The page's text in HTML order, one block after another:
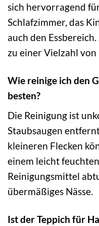
sich hervorragend
Schlafzimmer, das
auch den
zu einer Vielzahl
Wie reinige ich den
besten?
Die Reinigung ist
Staubsaugen
kleineren Flecken
einem leicht
Reinigungsmittel
übermäßiges Nässe.
Ist der Teppich für